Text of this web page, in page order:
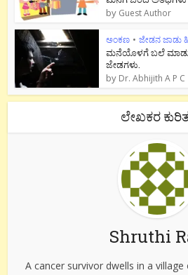
by Guest Author
ಅಂಕಣ • ಜೇಡನ ಜಾಡು
ಮನೆಯೊಳಗೆ ಬಲೆ
ಜೇಡಗಳು.
by Dr. Abhijith A P C
ಲೇಖಕರ
Shruthi
A cancer survivor dwells in a